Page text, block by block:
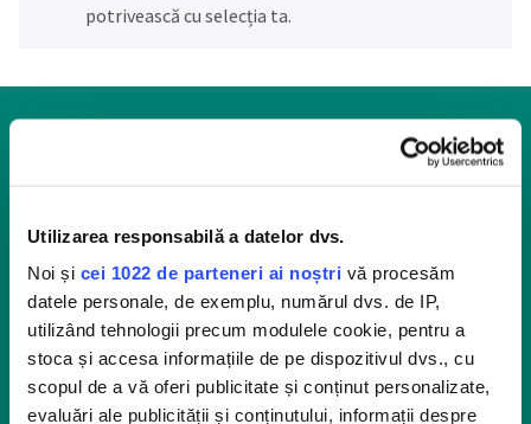
Utilizarea responsabilă a datelor dvs.
Noi și cei 1022 de parteneri ai noștri vă procesăm
datele personale, de exemplu, numărul dvs. de IP,
utilizând tehnologii precum modulele cookie, pentru a
stoca și accesa informațiile de pe dispozitivul dvs., cu
scopul de a vă oferi publicitate și conținut personalizate,
evaluări ale publicității și conținutului, informații despre
potrivească cu selecția ta.
Cu SANYTOL, adio microbi şi murdărie!
Fiind specialist în măsuri de igienă pentru
protejarea faţă de riscurile de infecţii şi boli,